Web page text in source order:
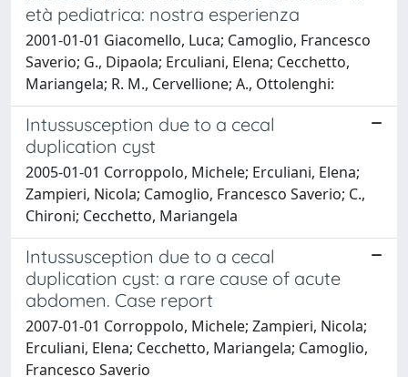
età pediatrica: nostra esperienza
2001-01-01 Giacomello, Luca; Camoglio, Francesco
Saverio; G., Dipaola; Erculiani, Elena; Cecchetto,
Mariangela; R. M., Cervellione; A., Ottolenghi:
Intussusception due to a cecal
duplication cyst
2005-01-01 Corroppolo, Michele; Erculiani, Elena;
Zampieri, Nicola; Camoglio, Francesco Saverio; C.,
Chironi; Cecchetto, Mariangela
Intussusception due to a cecal
duplication cyst: a rare cause of acute
abdomen. Case report
2007-01-01 Corroppolo, Michele; Zampieri, Nicola;
Erculiani, Elena; Cecchetto, Mariangela; Camoglio,
Francesco Saverio